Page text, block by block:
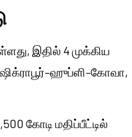
இதில் 4 முக்கிய
கோடி மதிப்பீட்டில்